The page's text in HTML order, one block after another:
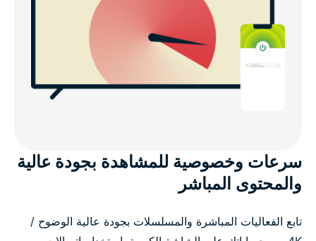
سرعات وخصوصية للمشاهدة بجودة عالية
والمحتوى المباشر
تابع الفعاليات المباشرة والمسلسلات بجودة عالية الوضوح /